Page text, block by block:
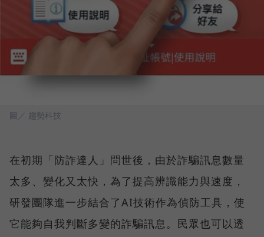
圖／ 趨勢科技
在初期「防詐達人」問世後，由於詐騙訊息數量
太多、變化又太快，為了提高辨識能力與速度，
研發團隊進一步結合了AI技術作為偵防工具，使
它能夠自我判斷多變的詐騙訊息。民眾也可以透